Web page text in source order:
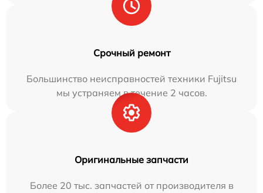
Срочный ремонт
Большинство неисправностей техники Fujitsu
мы устраняем в течение 2 часов.
Оригинальные запчасти
Более 20 тыс. запчастей от производителя в